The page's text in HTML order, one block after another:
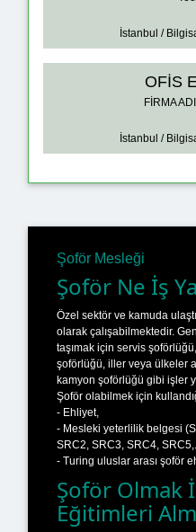
İstanbul /
OFİS
FİRMA
İstanbul /
Şoför Mesleği
Şoför Ne İş
Özel sektör ve kamuda
olarak çalışabilmektedir.
taşımak için servis
şoförlüğü, iller veya ülkeler
kamyon şoförlüğü gibi işler
Şoför olabilmek için
- Ehliyet,
- Mesleki yeterlilik belgesi
SRC2, SRC3, SRC4,
- Turing uluslar arası şoför
Şoför Olmak
Eğitimleri